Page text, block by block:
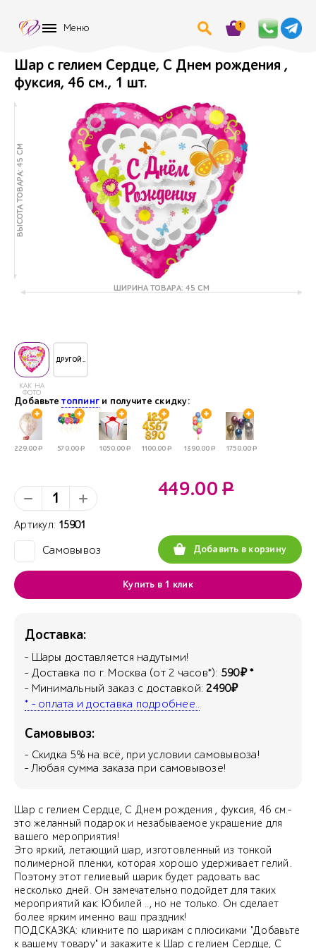
Меню 1
Шар с гелием Сердце, С Днем рождения ,
фуксия, 46 см., 1 шт.
ВЫСОТА ТОВАРА: 45 СМ
ШИРИНА ТОВАРА: 45 СМ
КАК НА
ФОТО
ДРУГОЙ..
Добавьтетоппинг и получите скидку:
229.00Р 570.00Р 1050.00Р 1100.00Р 1390.00Р 1750.00Р
Артикул: 15901
Самовывоз
449.00 Р
Добавить в корзину
Купить в 1 клик
Доставка:
- Шары доставляется надутыми!
- Доставка по г. Москва (от 2 часов*): 590₽ *
- Минимальный заказ с доставкой:2490₽
* - оплата и доставка подробнее..
Самовывоз:
- Скидка 5% на всё, при условии самовывоза!
- Любая сумма заказа при самовывозе!
Шар с гелием Сердце, С Днем рождения , фуксия, 46 см.-
это желанный подарок и незабываемое украшение для
вашего мероприятия!
Это яркий, летающий шар, изготовленный из тонкой
полимерной пленки, которая хорошо удерживает гелий.
Поэтому этот гелиевый шарик будет радовать вас
несколько дней. Он замечательно подойдет для таких
мероприятий как: Юбилей .., но не только. Он сделает
более ярким именно ваш праздник!
ПОДСКАЗКА: кликните по шарикам с плюсиками "Добавьте
к вашему товару" и закажите к Шар с гелием Сердце, С